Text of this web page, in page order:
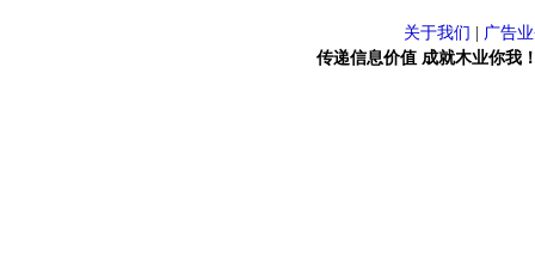
关于我们
广告
传递信息价值 成就木业你我